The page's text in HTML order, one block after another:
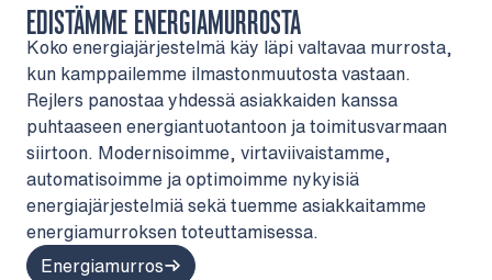
EDISTÄMME ENERGIAMURROSTA
Koko energiajärjestelmä käy läpi valtavaa murrosta,
kun kamppailemme ilmastonmuutosta vastaan.
Rejlers panostaa yhdessä asiakkaiden kanssa
puhtaaseen energiantuotantoon ja toimitusvarmaan
siirtoon. Modernisoimme, virtaviivaistamme,
automatisoimme ja optimoimme nykyisiä
energiajärjestelmiä sekä tuemme asiakkaitamme
energiamurroksen toteuttamisessa.
Energiamurros